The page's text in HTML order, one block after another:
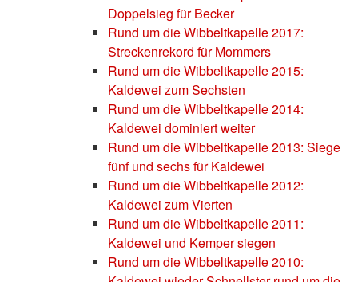
Doppelsieg für Becker
Rund um die Wibbeltkapelle 2017:
Streckenrekord für Mommers
Rund um die Wibbeltkapelle 2015:
Kaldewei zum Sechsten
Rund um die Wibbeltkapelle 2014:
Kaldewei dominiert weiter
Rund um die Wibbeltkapelle 2013: Siege
fünf und sechs für Kaldewei
Rund um die Wibbeltkapelle 2012:
Kaldewei zum Vierten
Rund um die Wibbeltkapelle 2011:
Kaldewei und Kemper siegen
Rund um die Wibbeltkapelle 2010: